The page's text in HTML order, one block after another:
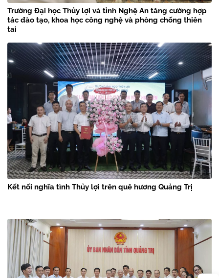
Trường Đại học Thủy lợi và tỉnh Nghệ An tăng cường hợp
tác đào tạo, khoa học công nghệ và phòng chống thiên
tai
Kết nối nghĩa tình Thủy lợi trên quê hương Quảng Trị